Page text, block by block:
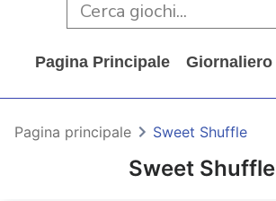
Pagina Principale Giornaliero
Sweet Shuffle
Pagina principale Sweet Shuffle